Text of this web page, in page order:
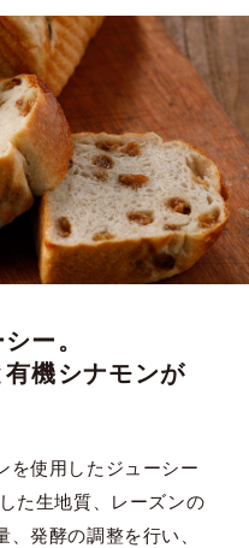
ー。
機シナモンが
を使用したジューシー
た生地質、レーズンの
発酵の調整を行い、